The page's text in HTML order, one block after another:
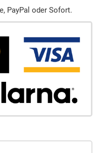
PayPal oder Sofort.